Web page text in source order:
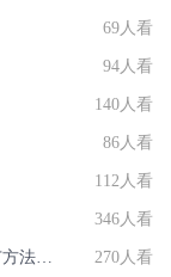
69人看
94人看
140人看
86人看
112人看
346人看
270人看